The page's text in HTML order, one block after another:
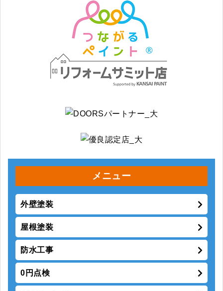
メニュー
外壁塗装
屋根塗装
防水工事
0円点検